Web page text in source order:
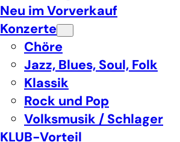
Neu im Vorverkauf
Konzerte
Chöre
Jazz, Blues, Soul, Folk
Klassik
Rock und Pop
Volksmusik / Schlager
KLUB-Vorteil